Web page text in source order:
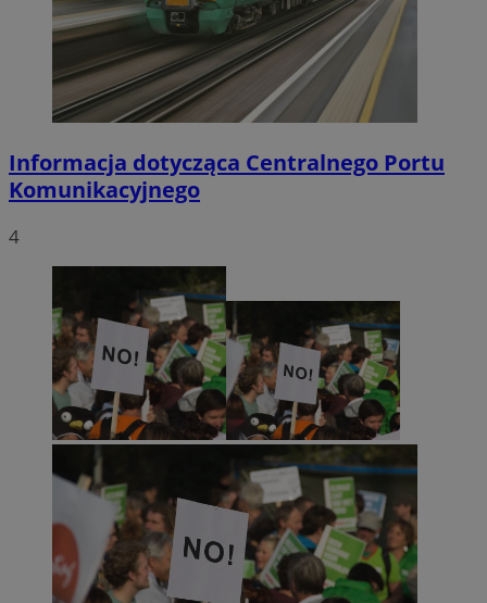
Informacja dotycząca Centralnego Portu
Komunikacyjnego
4